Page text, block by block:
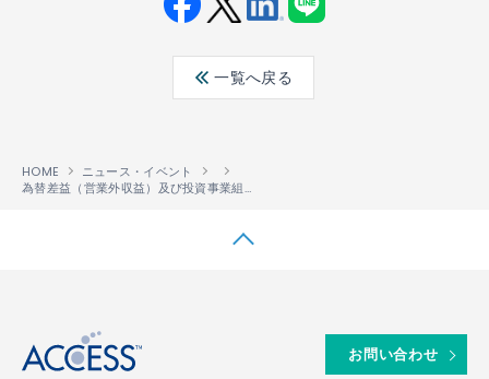
ebo ter
edin
一覧へ戻る
HOME
ニュース・イベント
為替差益（営業外収益）及び投資事業組合運用損（営業外費用）の計上に関するお知らせ
お問い合わせ